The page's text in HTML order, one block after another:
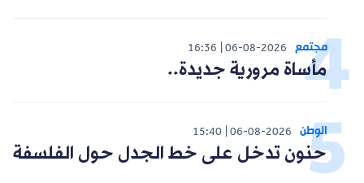
مجتمع 06-08-2026
16:36
مأساة مرورية جديدة..
الوطن 06-08-2026
15:40
حنون تدخل على خط الجدل حول الفلسفة